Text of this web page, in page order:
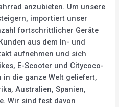
anzubieten. Um unsere
importiert unser
fortschrittlicher Geräte
aus dem In- und
aufnehmen und sich
E-Scooter und Citycoco-
in die ganze Welt geliefert,
Australien, Spanien,
Wir sind fest davon